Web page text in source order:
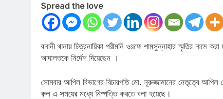
Spread the love
বনানী থানায় চিত্রনায়িকা পরীমনি ওরফে শামসুন্নাহার স্মৃতির নামে
আদালতকে নির্দেশ দিয়েছেন ।
সোমবার আপিল বিভাগের বিচারপতি মো. নূরুজ্জামানের নেতৃত্বে
রুল এ সময়ের মধ্যে নিষ্পত্তি করতে বলা হয়েছে।